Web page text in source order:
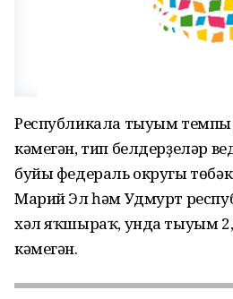
Республикала тыуым темпы
кәмегән, тип белдерҙеләр
буйы федераль округы
Марий Эл һәм Удмурт
хәл яҡшыраҡ, унда тыуым
кәмегән.